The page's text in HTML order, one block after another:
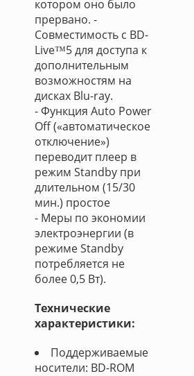
котором оно было
прервано. -
Совместимость с BD-
Live™5 для доступа к
дополнительным
возможностям на
дисках Blu-ray.
- Функция Auto Power
Off («автоматическое
отключение»)
переводит плеер в
режим Standby при
длительном (15/30
мин.) простое
- Меры по экономии
электроэнергии (в
режиме Standby
потребляется не
более 0,5 Вт).
Технические
характеристики:
Поддерживаемые
носители: BD-ROM